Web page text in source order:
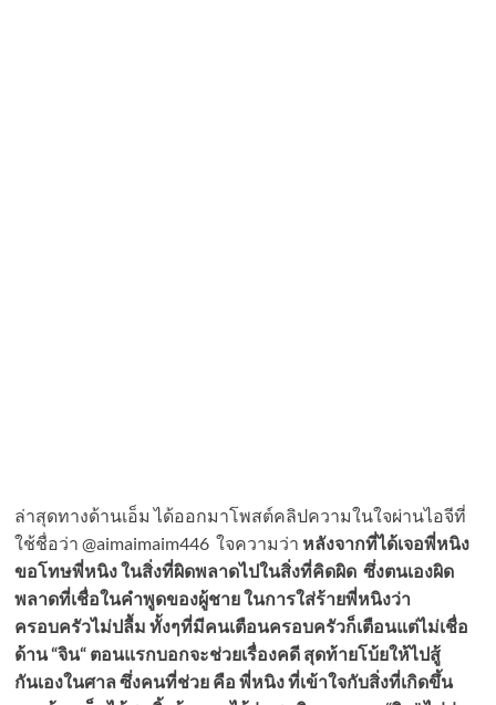
ล่าสุดทางด้านเอ็ม ได้ออกมาโพสต์คลิปความในใจผ่านไอจีที่
ใช้ชื่อว่า @aimaimaim446 ใจความว่า หลังจากที่ได้เจอพี่หนิง
ขอโทษพี่หนิง ในสิ่งที่ผิดพลาดไปในสิ่งที่คิดผิด ซึ่งตนเองผิด
พลาดที่เชื่อในคำพูดของผู้ชาย ในการใส่ร้ายพี่หนิงว่า
ครอบครัวไม่ปลื้ม ทั้งๆที่มีคนเตือนครอบครัวก็เตือนแต่ไม่เชื่อ
ด้าน “จิน“ ตอนแรกบอกจะช่วยเรื่องคดี สุดท้ายโบ้ยให้ไปสู้
กันเองในศาล ซึ่งคนที่ช่วย คือ พี่หนิง ที่เข้าใจกับสิ่งที่เกิดขึ้น